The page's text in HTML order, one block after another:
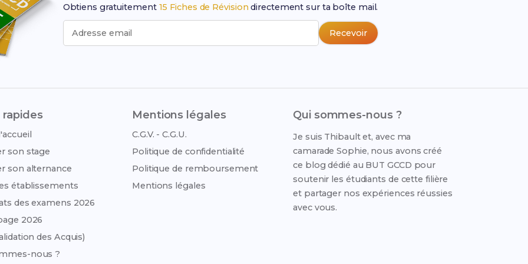
Obtiens gratuitement 15 Fiches de Révision directement sur ta boîte mail.
Adresse email Recevoir
rapides
son stage
son alternance
établissements
des examens 2026
2026
des Acquis)
nous ?
Mentions légales
C.G.V. - C.G.U.
Politique de confidentialité
Politique de remboursement
Mentions légales
Qui sommes-nous ?
Je suis Thibault et, avec ma
camarade Sophie, nous avons créé
ce blog dédié au BUT GCCD pour
soutenir les étudiants de cette filière
et partager nos expériences réussies
avec vous.